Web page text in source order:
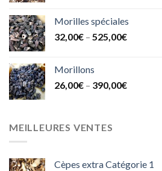
Morilles spéciales
32,00€ – 525,00€
Morillons
26,00€ – 390,00€
MEILLEURES VENTES
Cèpes extra Catégorie 1